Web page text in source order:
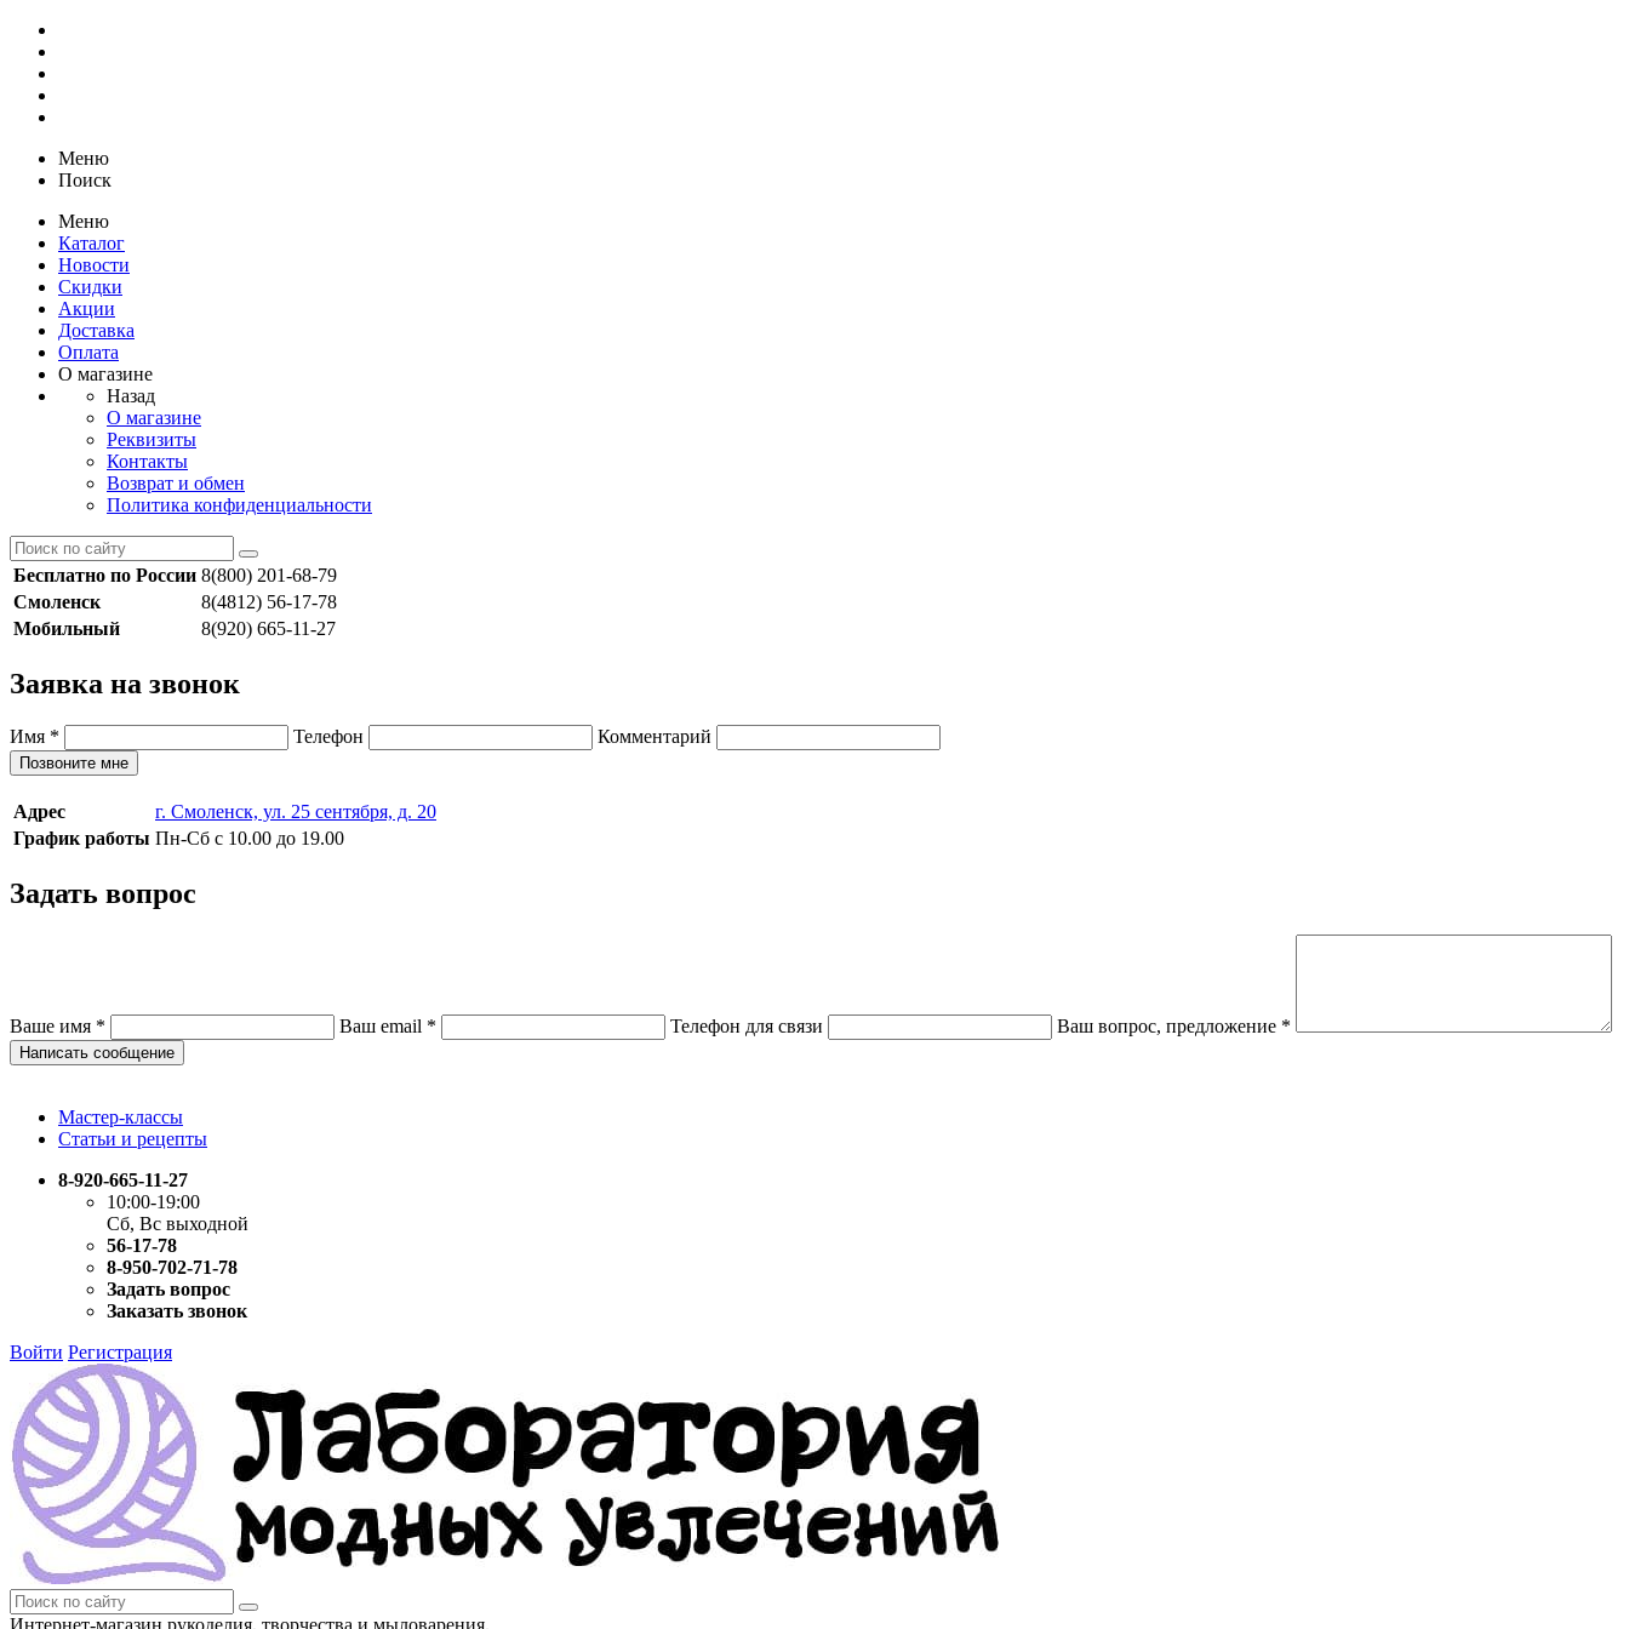
Меню
Поиск
Меню
Каталог
Новости
Скидки
Акции
Доставка
Оплата
О магазине
Назад
О магазине
Реквизиты
Контакты
Возврат и обмен
Политика конфиденциальности
Бесплатно по России 8(800) 201-68-79
Смоленск
8(4812) 56-17-78
Мобильный
8(920) 665-11-27
Заявка на звонок
Имя * Телефон Комментарий
Позвоните мне
Адрес
г. Смоленск, ул. 25 сентября, д. 20
График работы Пн-Сб с 10.00 до 19.00
Задать вопрос
Ваше имя * Ваш email * Телефон для связи Ваш вопрос, предложение *
Написать сообщение
Мастер-классы
Статьи и рецепты
8-920-665-11-27
10:00-19:00
Сб, Вс выходной
56-17-78
8-950-702-71-78
Задать вопрос
Заказать звонок
Войти Регистрация
Интернет-магазин рукоделия, творчества и мыловарения.